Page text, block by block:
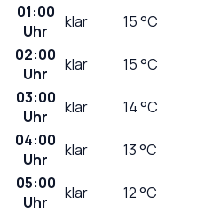
01:00
Uhr
klar 15°C
02:00
Uhr
klar 15°C
03:00
Uhr
klar 14°C
04:00
Uhr
klar 13°C
05:00
Uhr
klar 12°C